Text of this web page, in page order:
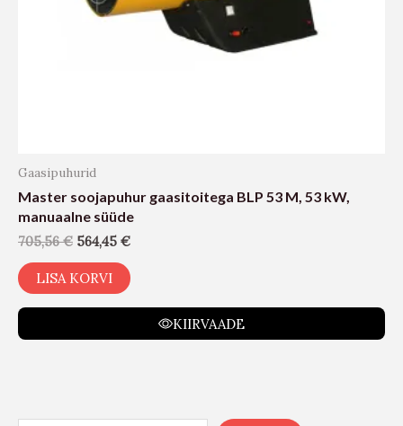
Gaasipuhurid
Master soojapuhur gaasitoitega BLP 53 M, 53 kW,
manuaalne süüde
705,56€ 564,45 €
LISA KORVI
KIIRVAADE